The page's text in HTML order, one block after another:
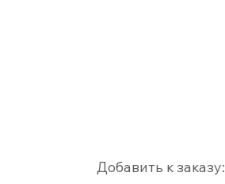
Добавить к заказу: